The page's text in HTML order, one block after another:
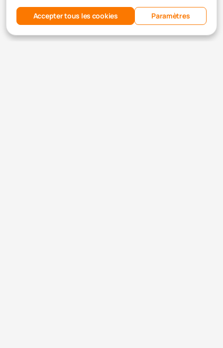
Accepter tous les cookies Paramètres